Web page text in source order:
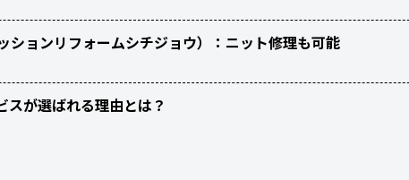
ションリフォームシチジョウ）：ニット修理も可能
が選ばれる理由とは？